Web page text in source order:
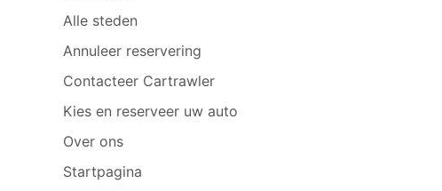
Alle steden
Annuleer reservering
Contacteer Cartrawler
Kies en reserveer uw auto
Over ons
Startpagina